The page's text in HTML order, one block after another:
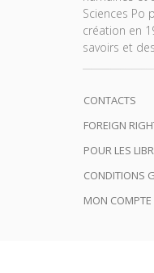
Sciences Po
création en
savoirs et
CONTACTS
FOREIGN
POUR LES
CONDITIONS
MON COMPTE